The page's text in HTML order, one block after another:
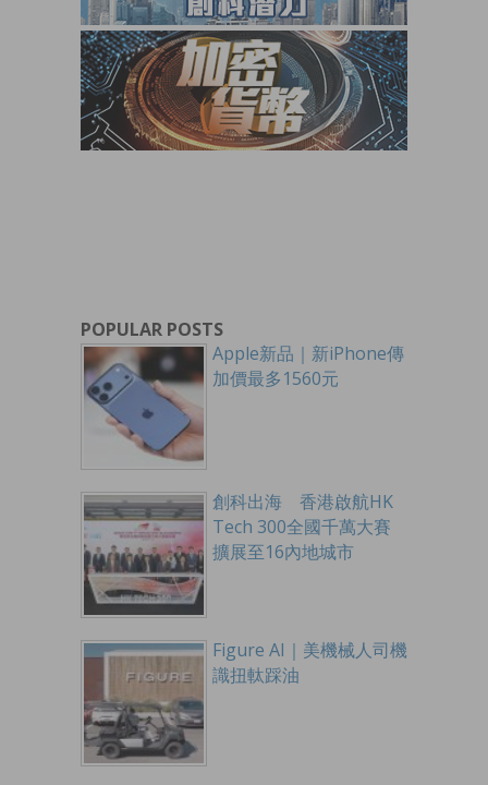
POPULAR POSTS
Apple新品｜新iPhone傳
加價最多1560元
創科出海 香港啟航HK
Tech 300全國千萬大賽
擴展至16內地城市
Figure AI｜美機械人司機
識扭軚踩油